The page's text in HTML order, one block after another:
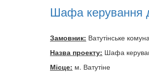
Шафа керування
Замовник: Ватутінське
Назва проекту: Шафа
Місце: м. Ватутіне